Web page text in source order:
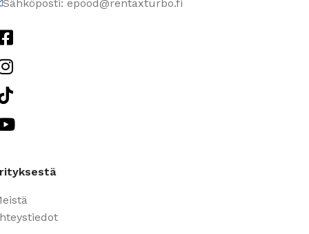
Sähköposti: epood@rentaxturbo.fi